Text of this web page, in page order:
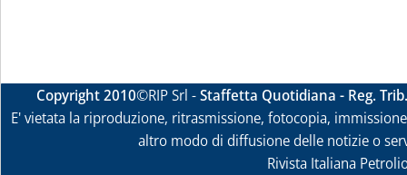
Copyright 2010©RIP Srl -Staffetta Quotidiana - Reg.
E' vietata la riproduzione, ritrasmissione, fotocopia,
altro modo di diffusione delle notizie o
Rivista Italiana